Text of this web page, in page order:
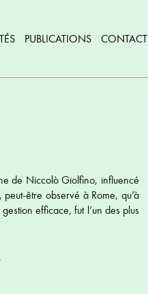
PUBLICATIONS CONTACT
de Niccolò Giolfino, influencé
être observé à Rome, qu’à
efficace, fut l’un des plus